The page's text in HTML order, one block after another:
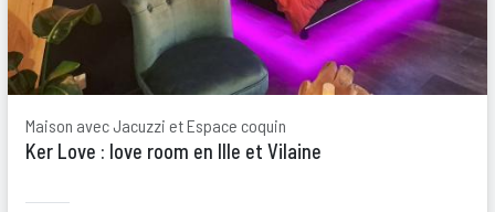
Maison avec Jacuzzi et Espace coquin
Ker Love : love room en Ille et Vilaine